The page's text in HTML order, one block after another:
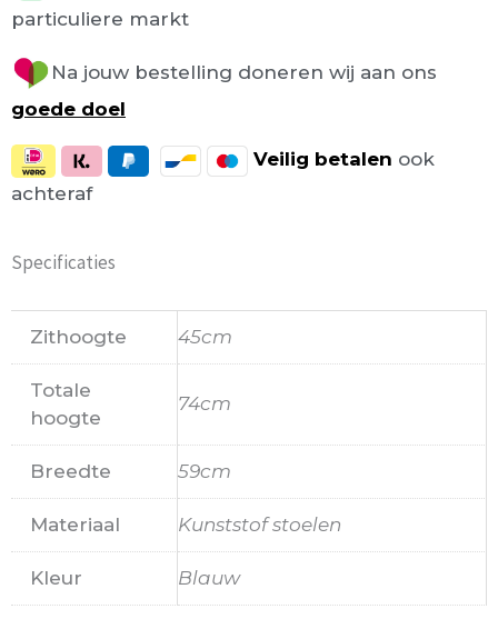
particuliere markt
Na jouw bestelling doneren wij aan ons
goede doel
Veilig betalen ook
achteraf
Specificaties
Zithoogte 45cm
Totale
hoogte
74cm
Breedte 59cm
Materiaal Kunststof stoelen
Kleur Blauw